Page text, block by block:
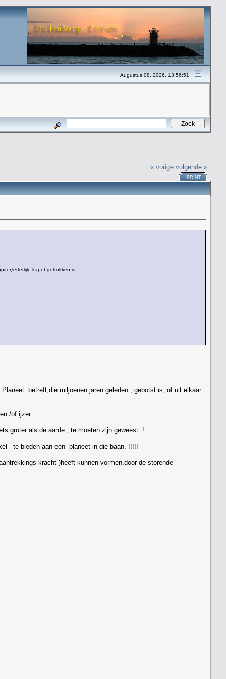
Augustus 08, 2026, 13:56:51
« vorige volgende »
PRINT
kapot getrokken is.
betreft,die miljoenen jaren geleden , gebotst is, of uit elkaar
/of ijzer.
groter als de aarde , te moeten zijn geweest. !
te bieden aan een planeet in die baan. !!!!!
kracht )heeft kunnen vormen,door de storende